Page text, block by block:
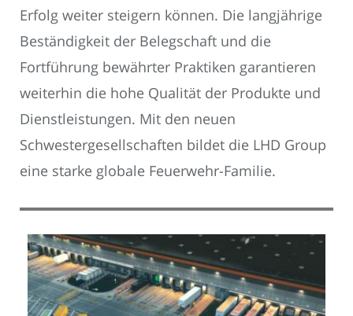
Erfolg weiter steigern können. Die langjährige
Beständigkeit der Belegschaft und die
Fortführung bewährter Praktiken garantieren
weiterhin die hohe Qualität der Produkte und
Dienstleistungen. Mit den neuen
Schwestergesellschaften bildet die LHD Group
eine starke globale Feuerwehr-Familie.